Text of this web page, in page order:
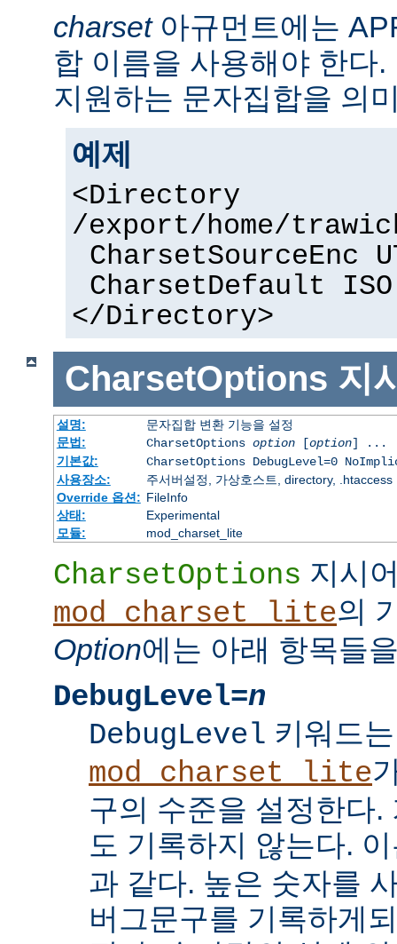
charset아규먼트에는
합 이름을 사용해야 한다
지원하는 문자집합을 의
예제
<Directory
/export/home/
CharsetSourceEnc
CharsetDefault
</Directory>
CharsetOptions 지
설명:
문자집합 변환 기능을 설정
문법:
CharsetOptions option[option] ...
기본값:
CharsetOptions DebugLevel=0
사용장소:
주서버설정, 가상호스트, directory, .htaccess
Override 옵션: FileInfo
상태:
Experimental
모듈:
mod_charset_lite
CharsetOptions 지시
mod_charset_lite의
Option에는 아래 항목들
DebugLevel=n
DebugLevel 키워드는
mod_charset_lite
구의 수준을 설정한다.
도 기록하지 않는다.
과 같다. 높은 숫자를
버그문구를 기록하게